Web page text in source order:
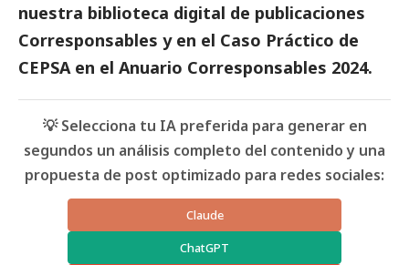
nuestra biblioteca digital de publicaciones
Corresponsables y en el Caso Práctico de
CEPSA en el Anuario Corresponsables 2024.
💡 Selecciona tu IA preferida para generar en
segundos un análisis completo del contenido y una
propuesta de post optimizado para redes sociales:
Claude
ChatGPT